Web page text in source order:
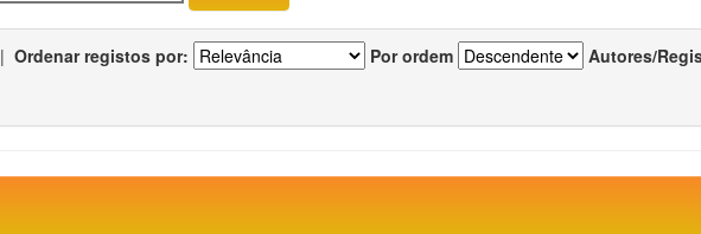
| Ordenar registos por: Por ordem Autores/